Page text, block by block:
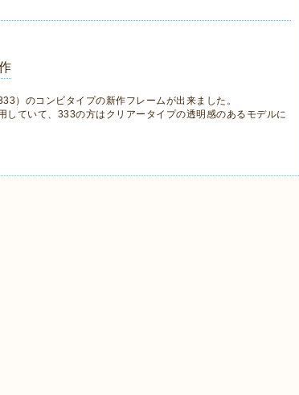
）のコンビタイプの新作フレームが出来ました。
ていて、333の方はクリアータイプの透明感のあるモデルに